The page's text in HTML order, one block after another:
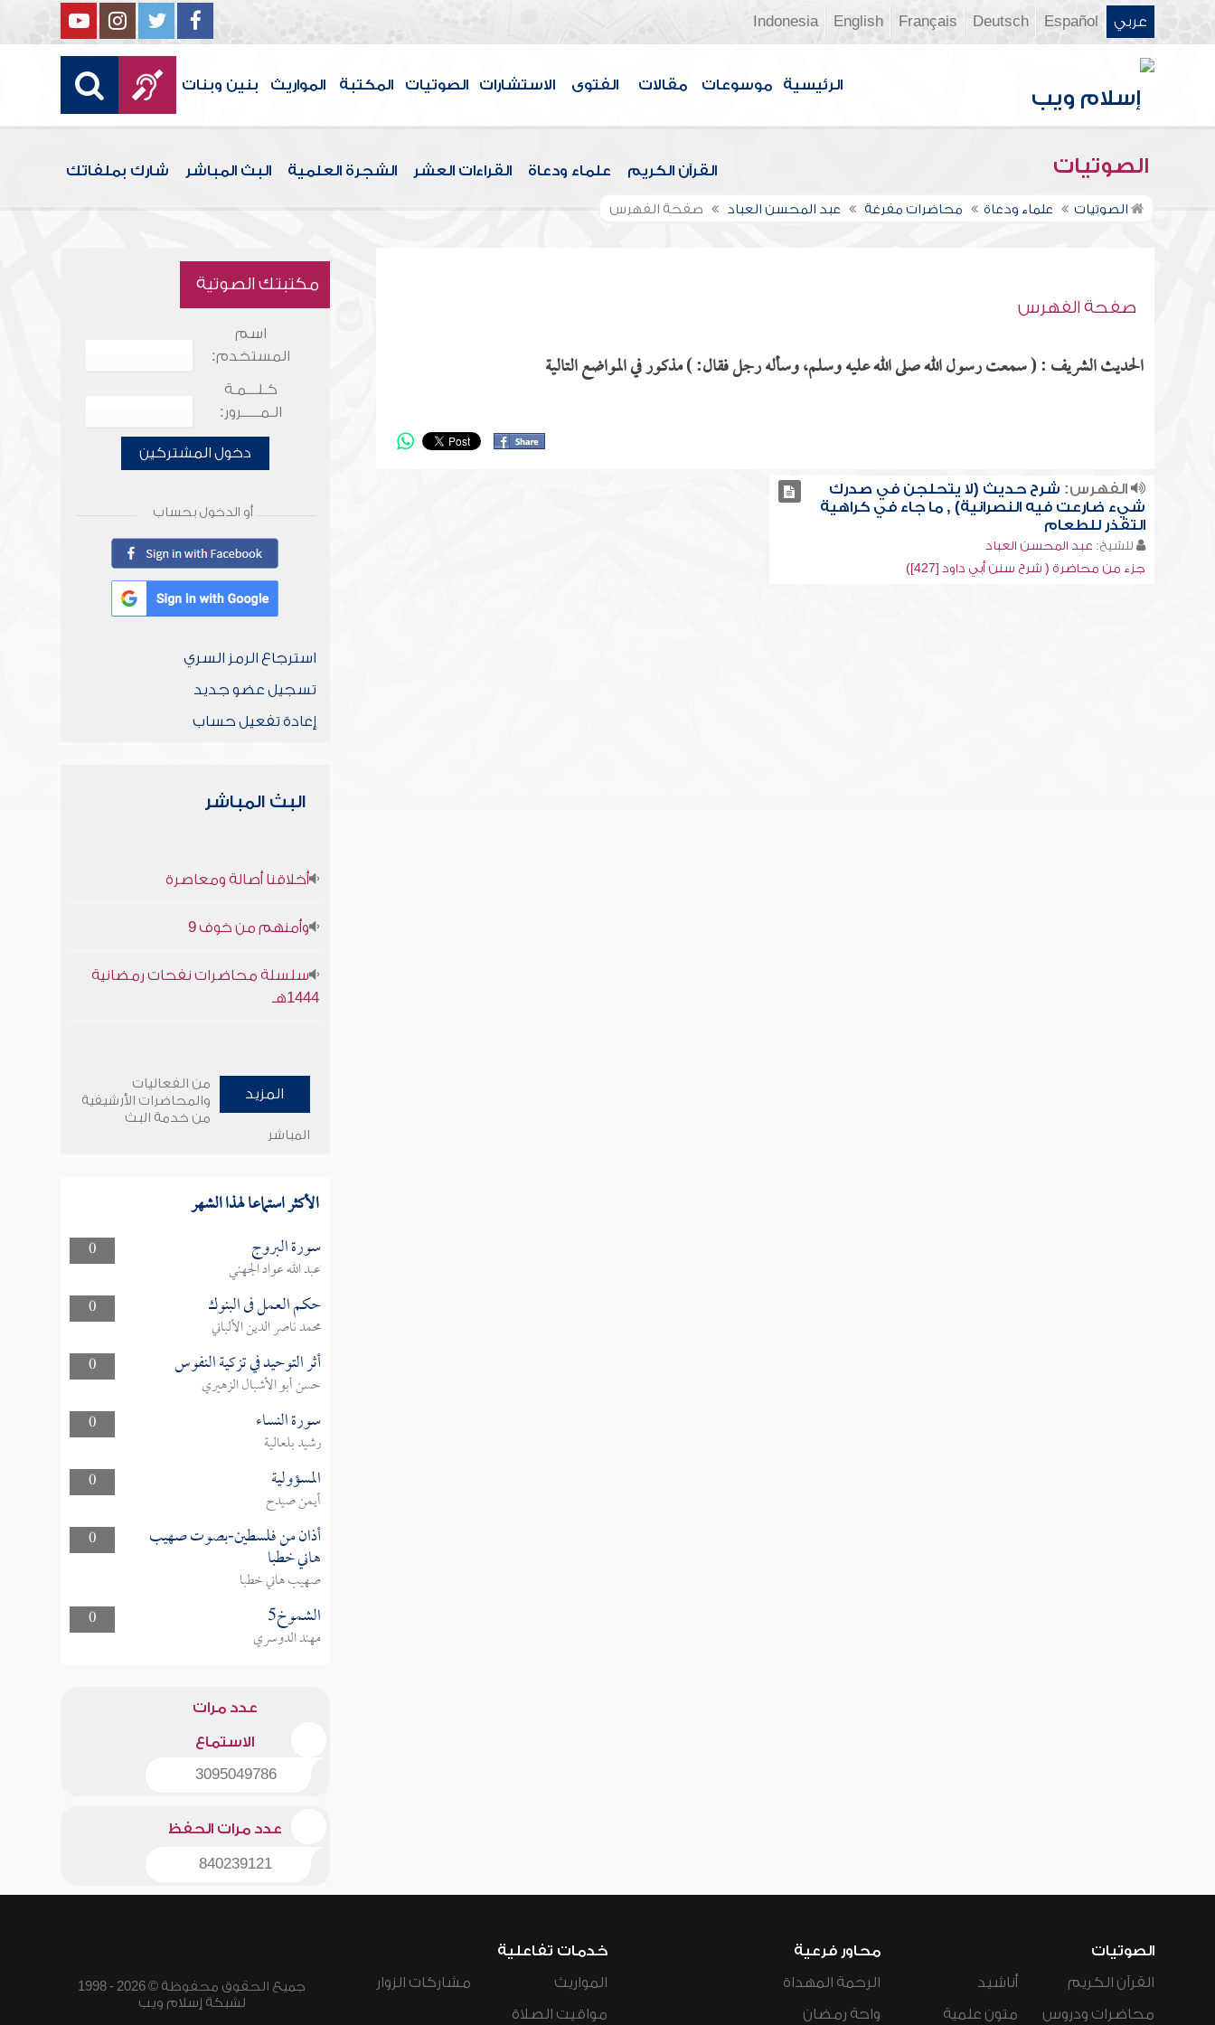
عربي Español
Deutsch
Français
English
Indonesia
الرئيسية موسوعات مقالات الفتوى الاستشارات الصوتيات المكتبة المواريث بنين وبنات
الصوتيات القرآن الكريم علماء ودعاة القراءات العشر الشجرة العلمية البث المباشر شارك بملفاتك
الصوتيات علماء ودعاة محاضرات مفرغة عبد المحسن العباد صفحة الفهرس
صفحة الفهرس
الحديث الشريف : ( سمعت رسول الله صلى الله عليه وسلم، وسأله رجل فقال: ) مذكور في المواضع التالية
الفهرس: شرح حديث (لا يتحلجن في صدرك
شيء ضارعت فيه النصرانية) , ما جاء في كراهية
التقذر للطعام
للشيخ: عبد المحسن العباد
جزء من محاضرة ( شرح سنن أبي داود [427])
مكتبتك الصوتية
اسم
المستخدم:
كـلـــمـة
الـمـــــرور:
دخول المشتركين
أو الدخول بحساب
استرجاع الرمز السري
تسجيل عضو جديد
إعادة تفعيل حساب
البث المباشر
أخلاقنا أصالة ومعاصرة
وأمنهم من خوف 9
سلسلة محاضرات نفحات رمضانية
1444هـ
المزيد
من الفعاليات
والمحاضرات الأرشيفية
من خدمة البث
المباشر
الأكثر استماعا لهذا الشهر
0 سورة البروج
عبد الله عواد الجهني
0
حكم العمل فى البنوك
محمد ناصر الدين الألباني
0
أثر التوحيد في تزكية النفوس
حسن أبو الأشبال الزهيري
0
سورة النساء
رشيد بلعالية
0
المسؤولية
أيمن صيدح
0
أذان من فلسطين-بصوت صهيب
هاني خطبا
صهيب هاني خطبا
0
الشموخ5
مهند الدوسري
عدد مرات
الاستماع
3095049786
عدد مرات الحفظ
840239121
الصوتيات
القرآن الكريم
محاضرات ودروس
أناشيد
متون علمية
محاور فرعية
الرحمة المهداة
واحة رمضان
خدمات تفاعلية
المواريث
مواقيت الصلاة
مشاركات الزوار
جميع الحقوق محفوظة © 2026 - 1998
لشبكة إسلام ويب